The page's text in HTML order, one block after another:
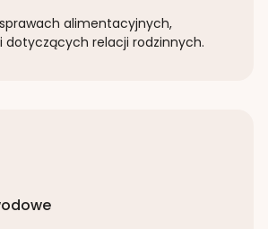
alimentacyjnych,
dotyczących relacji rodzinnych.